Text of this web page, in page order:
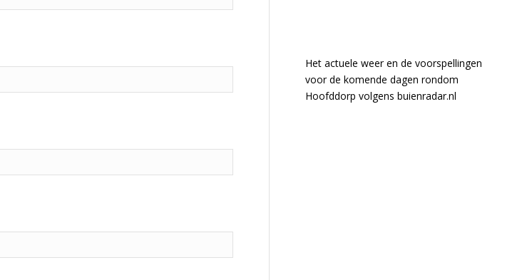
Het actuele weer en de voorspellingen
voor de komende dagen rondom
Hoofddorp volgens buienradar.nl